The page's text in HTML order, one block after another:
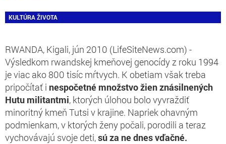
KULTÚRA ŽIVOTA
RWANDA, Kigali, jún 2010 (LifeSiteNews.com) -
Výsledkom rwandskej kmeňovej genocídy z roku 1994
je viac ako 800 tisíc mŕtvych. K obetiam však treba
pripočítať i nespočetné množstvo žien znásilnených
Hutu militantmi, ktorých úlohou bolo vyvraždiť
minoritný kmeň Tutsi v krajine. Napriek ohavným
podmienkam, v ktorých ženy počali, porodili a teraz
vychovávajú svoje deti,sú za ne dnes vďačné.